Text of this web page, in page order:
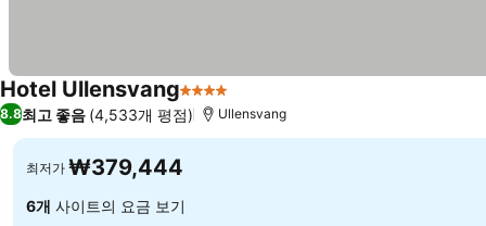
Hotel Ullensvang4 성급
8.8최고 좋음 (4,533개 평점) Ullensvang
최저가 ₩379,444
6개 사이트의 요금 보기